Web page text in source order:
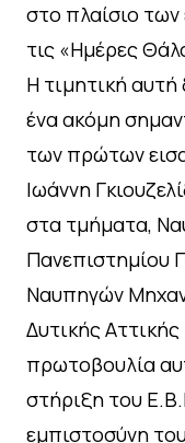
στο πλαίσιο
τις «Ημέρες
Η τιμητική
ένα ακόμη
των πρώτων
Ιωάννη
στα τμήματα,
Πανεπιστημίου
Ναυπηγών
Δυτικής
πρωτοβουλία
στήριξη του
εμπιστοσύνη